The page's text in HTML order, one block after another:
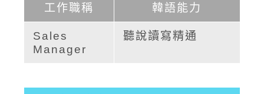
工作職稱 韓語能力
Sales
Manager
聽說讀寫精通